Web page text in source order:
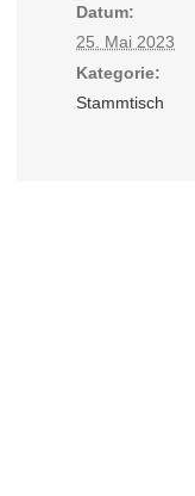
Datum:
25. Mai 2023
Kategorie:
Stammtisch